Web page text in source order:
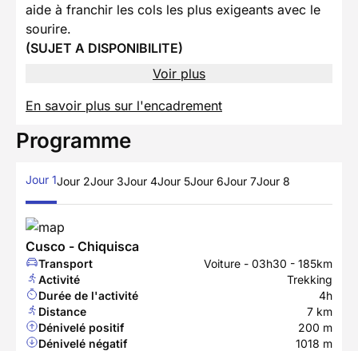
aide à franchir les cols les plus exigeants avec le
sourire.
(SUJET A DISPONIBILITE)
Voir plus
En savoir plus sur l'encadrement
Programme
Jour 1Jour 2Jour 3Jour 4Jour 5Jour 6Jour 7Jour 8
Cusco - Chiquisca
Transport
Voiture - 03h30 - 185km
Activité
Trekking
Durée de l'activité
4h
Distance
7 km
Dénivelé positif
200 m
Dénivelé négatif
1018 m